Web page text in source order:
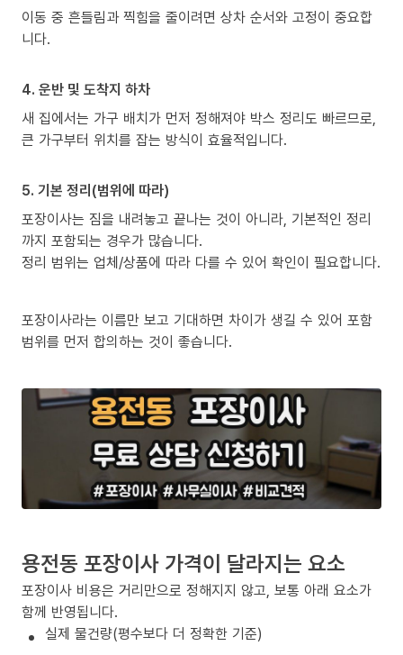
이동 중 흔들림과 찍힘을 줄이려면 상차 순서와 고정이 중요합
니다.
4. 운반 및 도착지 하차
새 집에서는 가구 배치가 먼저 정해져야 박스 정리도 빠르므로,
큰 가구부터 위치를 잡는 방식이 효율적입니다.
5. 기본 정리(범위에 따라)
포장이사는 짐을 내려놓고 끝나는 것이 아니라, 기본적인 정리
까지 포함되는 경우가 많습니다.
정리 범위는 업체/상품에 따라 다를 수 있어 확인이 필요합니다.
포장이사라는 이름만 보고 기대하면 차이가 생길 수 있어 포함
범위를 먼저 합의하는 것이 좋습니다.
용전동 포장이사 가격이 달라지는 요소
포장이사 비용은 거리만으로 정해지지 않고, 보통 아래 요소가
함께 반영됩니다.
실제 물건량(평수보다 더 정확한 기준)